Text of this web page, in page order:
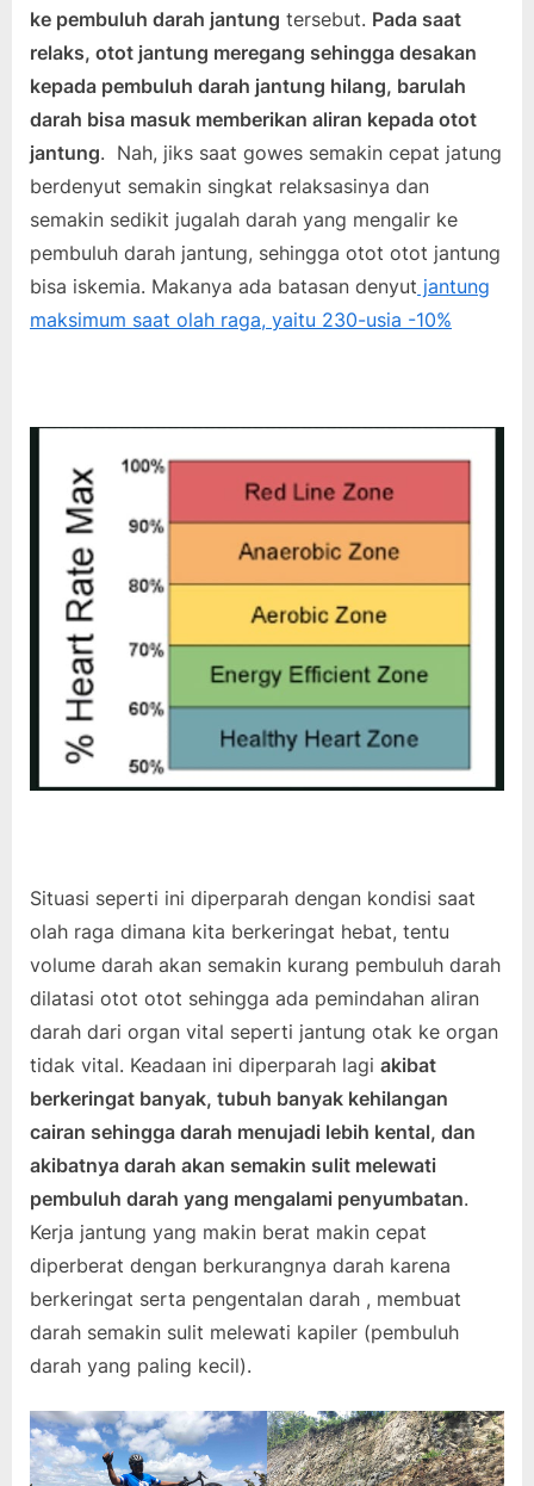
ke pembuluh darah jantung tersebut. Pada saat
relaks, otot jantung meregang sehingga desakan
kepada pembuluh darah jantung hilang, barulah
darah bisa masuk memberikan aliran kepada otot
jantung. Nah, jiks saat gowes semakin cepat jatung
berdenyut semakin singkat relaksasinya dan
semakin sedikit jugalah darah yang mengalir ke
pembuluh darah jantung, sehingga otot otot jantung
bisa iskemia. Makanya ada batasan denyut jantung
maksimum saat olah raga, yaitu 230-usia -10%
Situasi seperti ini diperparah dengan kondisi saat
olah raga dimana kita berkeringat hebat, tentu
volume darah akan semakin kurang pembuluh darah
dilatasi otot otot sehingga ada pemindahan aliran
darah dari organ vital seperti jantung otak ke organ
tidak vital. Keadaan ini diperparah lagi akibat
berkeringat banyak, tubuh banyak kehilangan
cairan sehingga darah menujadi lebih kental, dan
akibatnya darah akan semakin sulit melewati
pembuluh darah yang mengalami penyumbatan.
Kerja jantung yang makin berat makin cepat
diperberat dengan berkurangnya darah karena
berkeringat serta pengentalan darah , membuat
darah semakin sulit melewati kapiler (pembuluh
darah yang paling kecil).